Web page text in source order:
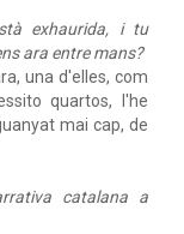
exhaurida, i tu
ara entre mans?
una d'elles, com
quartos, l'he
mai cap, de
catalana a